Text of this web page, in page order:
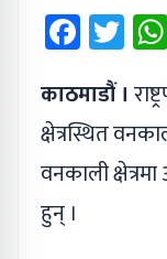
काठमाडौं ।
क्षेत्रस्थित
वनकाली
हुन् ।